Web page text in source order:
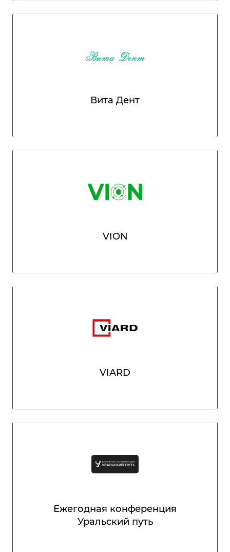
Вита Дент
VION
VIARD
Ежегодная конференция
Уральский путь